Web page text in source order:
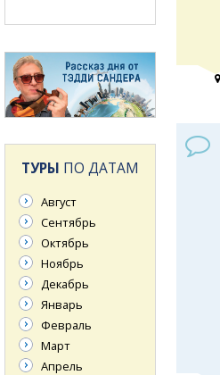
ТУРЫ ПО ДАТАМ
Август
Сентябрь
Октябрь
Ноябрь
Декабрь
Январь
Февраль
Март
Апрель